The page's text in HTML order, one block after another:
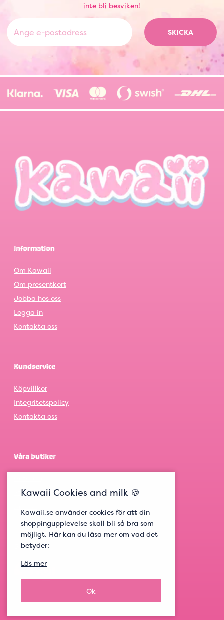
inte bli besviken!
SKICKA
Information
Om Kawaii
Om presentkort
Jobba hos oss
Logga in
Kontakta oss
Kundservice
Köpvillkor
Integritetspolicy
Kontakta oss
Våra butiker
Stockholm
Get social
Kawaii Cookies and milk 🍪
Kawaii.se använder cookies för att din
shoppingupplevelse skall bli så bra som
möjligt. Här kan du läsa mer om vad det
betyder:
Läs mer
Ok